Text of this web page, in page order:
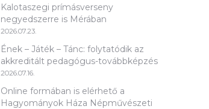
Kalotaszegi prímásverseny
negyedszerre is Mérában
2026.07.23.
Ének – Játék – Tánc: folytatódik az
akkreditált pedagógus-továbbképzés
2026.07.16.
Online formában is elérhető a
Hagyományok Háza Népművészeti